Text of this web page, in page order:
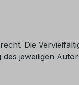
Die
jeweiligen